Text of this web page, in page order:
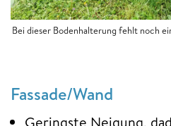
Bei dieser Bodenhalterung fehlt noch
Fassade/Wand
Geringste Neigung,